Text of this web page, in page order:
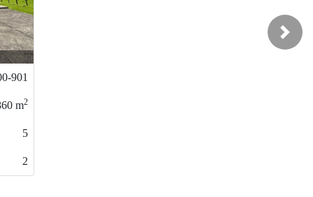
90m2
3
1
Next